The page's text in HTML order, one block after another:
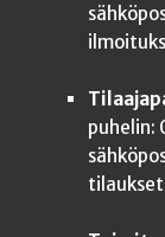
puhelin: